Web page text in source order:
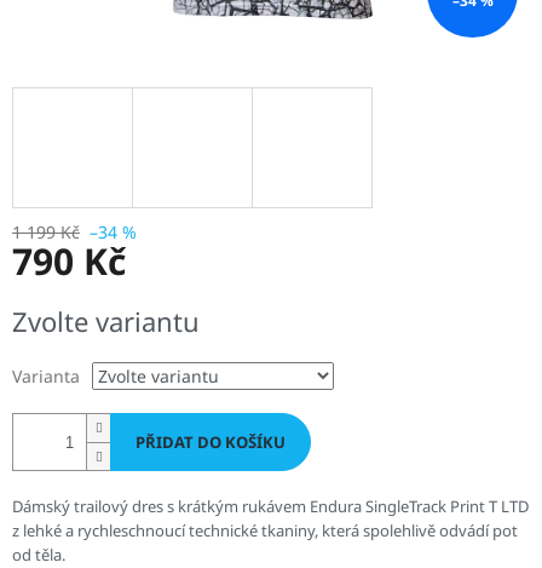
1 199 Kč –34 %
790 Kč
cena:
Zvolte variantu
Varianta
PŘIDAT DO KOŠÍKU
Dámský trailový dres s krátkým rukávem Endura SingleTrack Print T LTD
z lehké a rychleschnoucí technické tkaniny, která spolehlivě odvádí pot
od těla.